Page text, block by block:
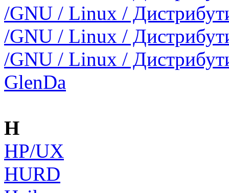
/GNU / Linux /
/GNU / Linux /
/GNU / Linux /
GlenDa
H
HP/UX
HURD